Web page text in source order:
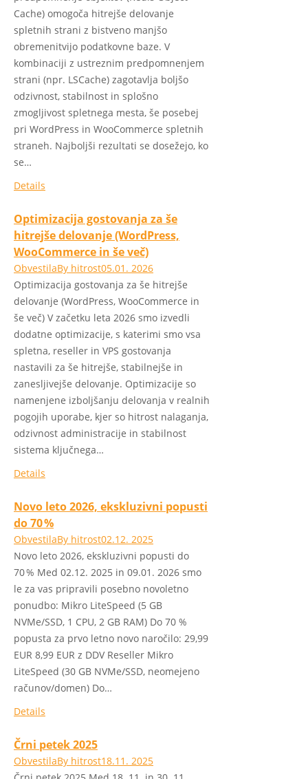
Cache) omogoča hitrejše delovanje
spletnih strani z bistveno manjšo
obremenitvijo podatkovne baze. V
kombinaciji z ustreznim predpomnenjem
strani (npr. LSCache) zagotavlja boljšo
odzivnost, stabilnost in splošno
zmogljivost spletnega mesta, še posebej
pri WordPress in WooCommerce spletnih
straneh. Najboljši rezultati se dosežejo, ko
se…
Details
Optimizacija gostovanja za še
hitrejše delovanje (WordPress,
WooCommerce in še več)
ObvestilaBy hitrost05.01. 2026
Optimizacija gostovanja za še hitrejše
delovanje (WordPress, WooCommerce in
še več) V začetku leta 2026 smo izvedli
dodatne optimizacije, s katerimi smo vsa
spletna, reseller in VPS gostovanja
nastavili za še hitrejše, stabilnejše in
zanesljivejše delovanje. Optimizacije so
namenjene izboljšanju delovanja v realnih
pogojih uporabe, kjer so hitrost nalaganja,
odzivnost administracije in stabilnost
sistema ključnega…
Details
Novo leto 2026, ekskluzivni popusti
do 70 %
ObvestilaBy hitrost02.12. 2025
Novo leto 2026, ekskluzivni popusti do
70 % Med 02.12. 2025 in 09.01. 2026 smo
le za vas pripravili posebno novoletno
ponudbo: Mikro LiteSpeed (5 GB
NVMe/SSD, 1 CPU, 2 GB RAM) Do 70 %
popusta za prvo letno novo naročilo: 29,99
EUR 8,99 EUR z DDV Reseller Mikro
LiteSpeed (30 GB NVMe/SSD, neomejeno
računov/domen) Do…
Details
Črni petek 2025
ObvestilaBy hitrost18.11. 2025